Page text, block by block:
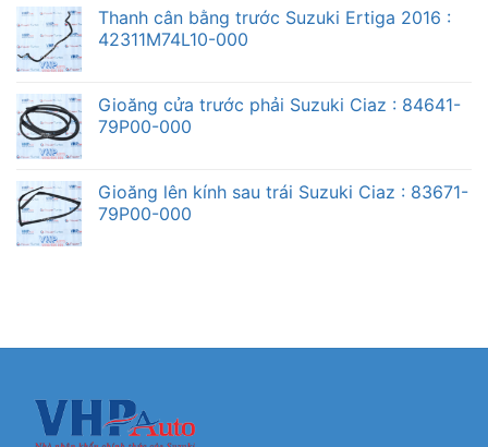
Thanh cân bằng trước Suzuki Ertiga 2016 :
42311M74L10-000
Gioăng cửa trước phải Suzuki Ciaz : 84641-
79P00-000
Gioăng lên kính sau trái Suzuki Ciaz : 83671-
79P00-000